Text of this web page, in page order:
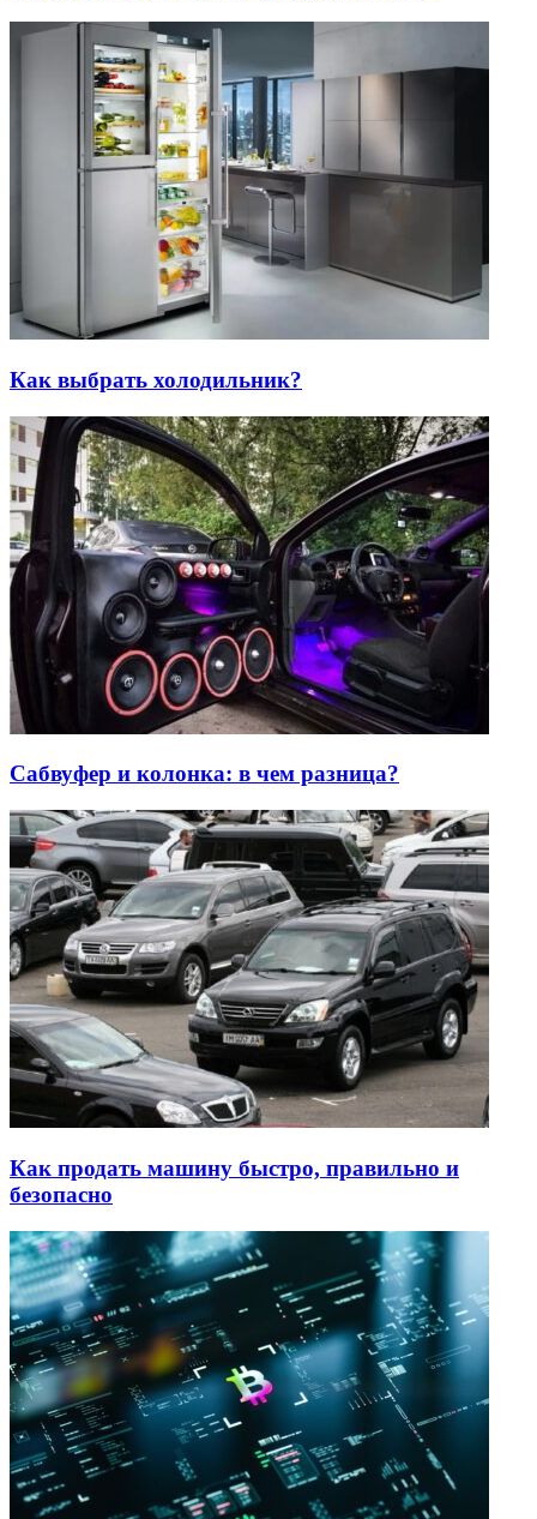
Как выбрать холодильник?
Сабвуфер и колонка: в чем разница?
Как продать машину быстро, правильно и
безопасно